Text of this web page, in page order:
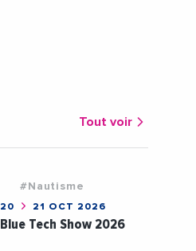
Tout voir
#Nautisme
20 21 OCT 2026
Blue Tech Show 2026